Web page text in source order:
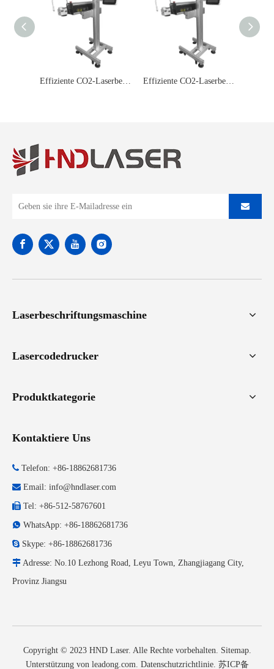
Laserbeschriftungsmaschine
Lasercodedrucker
Produktkategorie
Kontaktiere Uns
 Telefon: +86-18862681736
 Email: info@hndlaser.com
 Tel: +86-512-58767601
 WhatsApp: +86-18862681736
 Skype: +86-18862681736
 Adresse: No.10 Lezhong Road, Leyu Town, Zhangjiagang City,
Provinz Jiangsu
Copyright © 2023 HND Laser. Alle Rechte vorbehalten. Sitemap.
Unterstützung von leadong.com Datenschutzrichtlinie. 苏ICP备